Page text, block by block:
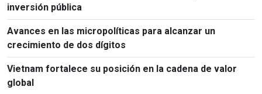
inversión pública
Avances en las micropolíticas para alcanzar un
crecimiento de dos dígitos
Vietnam fortalece su posición en la cadena de valor
global